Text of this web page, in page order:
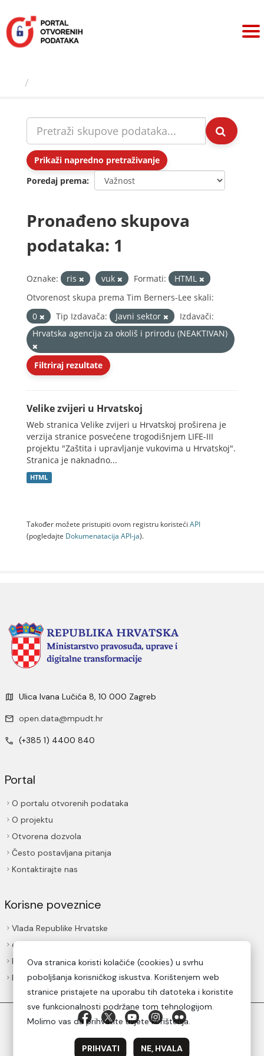
sadržaj
Prikaži napredno pretraživanje
Poredaj prema
Pronađeno skupova
podataka: 1
Oznake: ris vuk Formati:
HTML
Otvorenost skupa prema Tim Berners-Lee skali:
0
Tip Izdavača: Javni sektor
Izdavači:
Hrvatska agencija za okoliš i prirodu (NEAKTIVAN)
Filtriraj rezultate
Velike zvijeri u Hrvatskoj
Web stranica Velike zvijeri u Hrvatskoj proširena je
verzija stranice posvećene trogodišnjem LIFE-III
projektu "Zaštita i upravljanje vukovima u Hrvatskoj".
Stranica je naknadno...
HTML
Također možete pristupiti ovom registru koristeći API
(pogledajte Dokumenаtаcijа API-jа).